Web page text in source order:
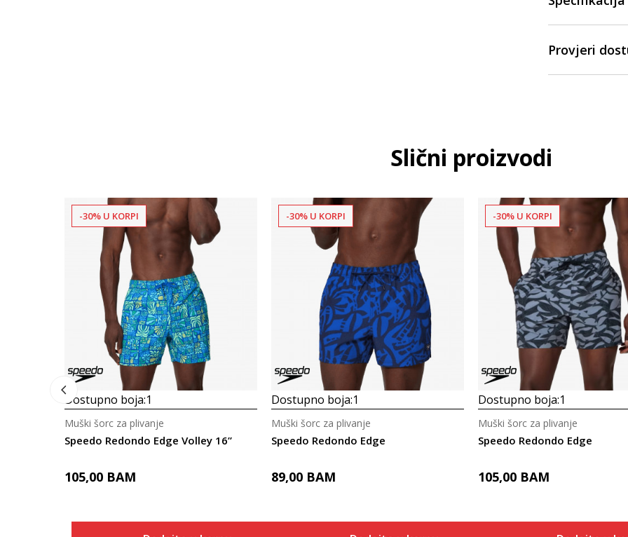
Provjeri
Slični proizvodi
-30% U KORPI
Dostupno boja:1
Speedo Redondo Edge Volley 16”
Muški šorc za plivanje
105,00 BAM
-30% U KORPI
Dostupno boja:1
Speedo Redondo Edge
Muški šorc za plivanje
89,00 BAM
-30% U KORPI
Dostupno boja:1
Speedo Redondo Edge
Muški šorc za plivanje
105,00 BAM